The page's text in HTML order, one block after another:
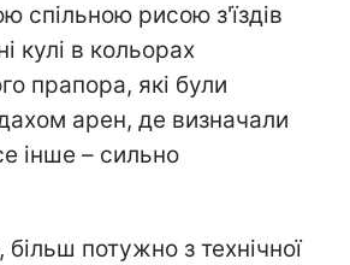
спільною рисою з'їздів
кулі в кольорах
прапора, які були
арен, де визначали
інше – сильно
більш потужно з технічної